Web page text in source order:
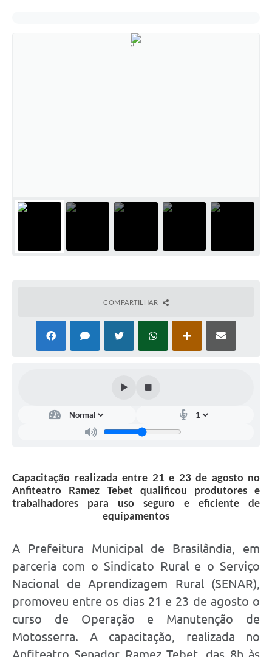
COMPARTILHAR
Capacitação realizada entre 21 e 23 de agosto no
Anfiteatro Ramez Tebet qualificou produtores e
trabalhadores para uso seguro e eficiente de
equipamentos
A Prefeitura Municipal de Brasilândia, em
parceria com o Sindicato Rural e o Serviço
Nacional de Aprendizagem Rural (SENAR),
promoveu entre os dias 21 e 23 de agosto o
curso de Operação e Manutenção de
Motosserra. A capacitação, realizada no
Anfiteatro Senador Ramez Tebet, das 8h às